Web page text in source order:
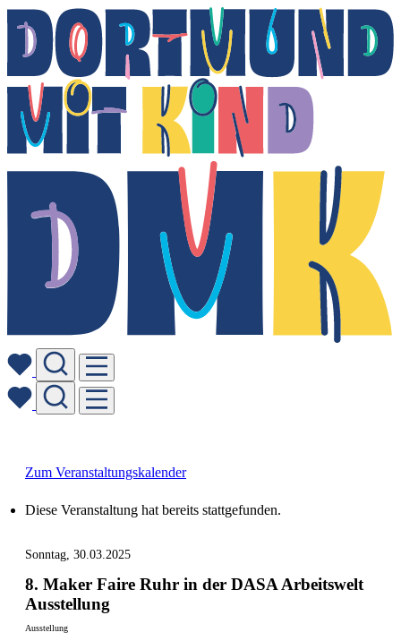
Zum Veranstaltungskalender
Diese Veranstaltung hat bereits stattgefunden.
Sonntag, 30.03.2025
8. Maker Faire Ruhr in der DASA Arbeitswelt
Ausstellung
Ausstellung